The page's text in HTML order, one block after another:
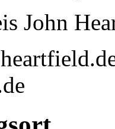
John